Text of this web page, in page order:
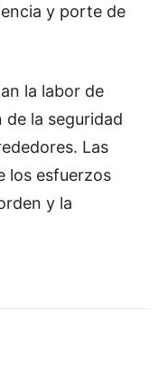
y porte de
la labor de
la seguridad
Las
los esfuerzos
y la